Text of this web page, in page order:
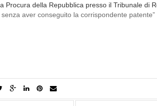
Procura della Repubblica presso il Tribunale di
aver conseguito la corrispondente